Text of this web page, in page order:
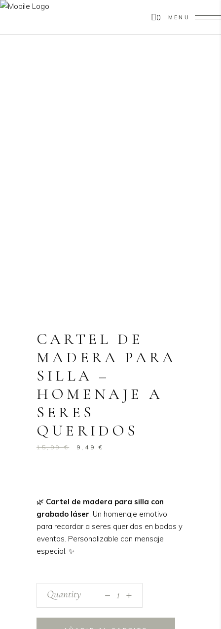
0 MENU
CARTEL DE
MADERA PARA
SILLA –
HOMENAJE A
SERES
QUERIDOS
15,99€
El9,49 €
🌿 Cartel de madera para silla con
grabado láser. Un homenaje emotivo
para recordar a seres queridos en bodas y
eventos. Personalizable con mensaje
especial. ✨
Cartel
de
Quantity +